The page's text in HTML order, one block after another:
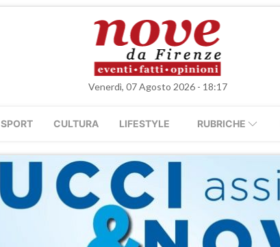
Venerdì, 07 Agosto 2026 - 18:17
SPORT CULTURA LIFESTYLE RUBRICHE